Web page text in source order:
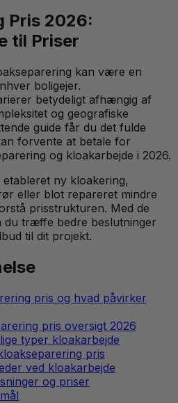
Pris 2026:
til Priser
kan være en
boligejer.
betydeligt afhængig af
og geografiske
guide får du det fulde
forvente at betale for
og kloakarbejde i 2026.
ny kloakering,
eller blot repareret mindre
prisstrukturen. Med de
du træffe bedre beslutninger
til dit projekt.
pris og hvad påvirker
pris oversigt 2026
typer kloakarbejde
pris
ved kloakarbejde
og priser